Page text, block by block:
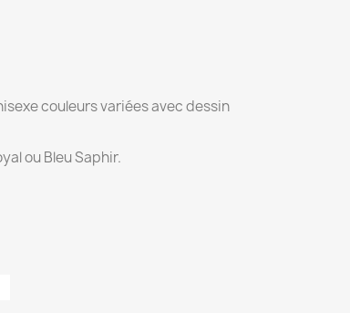
couleurs variées avec dessin
ou Bleu Saphir.